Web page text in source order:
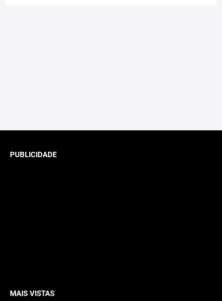
PUBLICIDADE
MAIS VISTAS